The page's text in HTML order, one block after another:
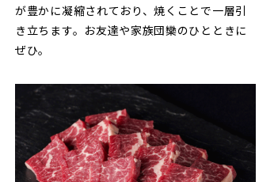
が豊かに凝縮されており、焼くことで一層引
き立ちます。お友達や家族団欒のひとときに
ぜひ。